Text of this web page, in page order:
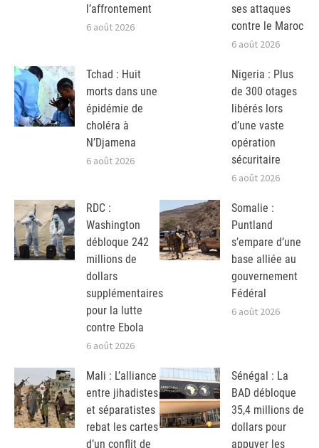
l’affrontement
6 août 2026
ses attaques
contre le Maroc
6 août 2026
Tchad : Huit
morts dans une
épidémie de
choléra à
N’Djamena
6 août 2026
Nigeria : Plus
de 300 otages
libérés lors
d’une vaste
opération
sécuritaire
6 août 2026
RDC :
Washington
débloque 242
millions de
dollars
supplémentaires
pour la lutte
contre Ebola
6 août 2026
Somalie :
Puntland
s’empare d’une
base alliée au
gouvernement
Fédéral
6 août 2026
Mali : L’alliance
entre jihadistes
et séparatistes
rebat les cartes
d’un conflit de
Sénégal : La
BAD débloque
35,4 millions de
dollars pour
appuyer les